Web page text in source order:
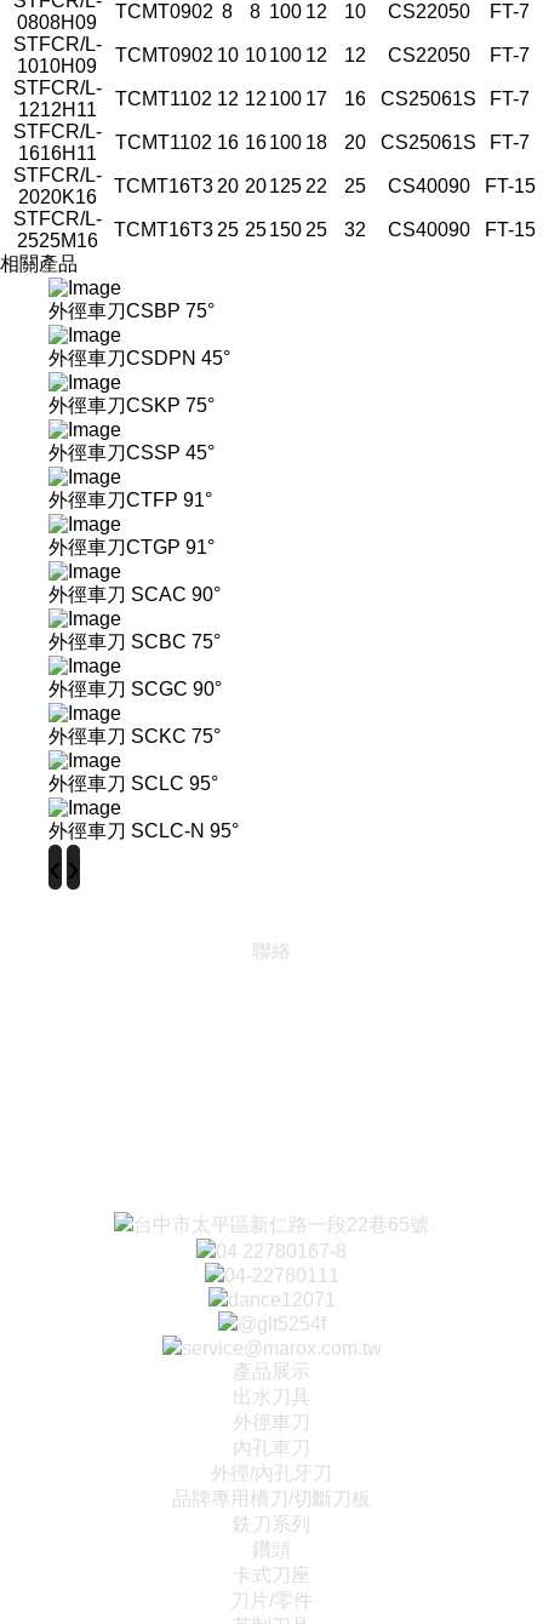
0808H09
TCMT0902 8 8 100 12 10 CS22050
FT-7
STFCR/L-
1010H09
TCMT0902 10 10 100 12 12 CS22050
FT-7
STFCR/L-
1212H11
TCMT1102 12 12 100 17 16 CS25061S
FT-7
STFCR/L-
1616H11
TCMT1102 16 16 100 18 20 CS25061S
FT-7
STFCR/L-
2020K16
TCMT16T3 20 20 125 22 25 CS40090
FT-15
STFCR/L-
2525M16
TCMT16T3 25 25 150 25 32 CS40090
FT-15
相關產品
外徑車刀CSBP 75°
外徑車刀CSDPN 45°
外徑車刀CSKP 75°
外徑車刀CSSP 45°
外徑車刀CTFP 91°
外徑車刀CTGP 91°
外徑車刀 SCAC 90°
外徑車刀 SCBC 75°
外徑車刀 SCGC 90°
外徑車刀 SCKC 75°
外徑車刀 SCLC 95°
外徑車刀 SCLC-N 95°
‹ ›
聯絡
台中市太平區新仁路一段22巷65號
04 22780167-8
04-22780111
dance12071
@glt5254f
service@marox.com.tw
產品展示
出水刀具
外徑車刀
內孔車刀
外徑/內孔牙刀
品牌專用槽刀/切斷刀板
銑刀系列
鑽頭
卡式刀座
刀片/零件